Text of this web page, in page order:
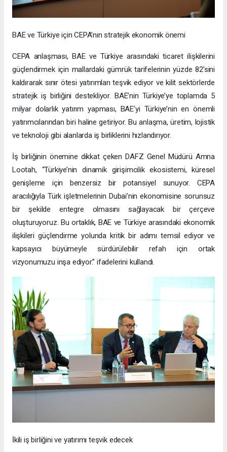
BAE ve Türkiye için CEPA’nın stratejik ekonomik önemi
CEPA anlaşması, BAE ve Türkiye arasındaki ticaret ilişkilerini
güçlendirmek için mallardaki gümrük tarifelerinin yüzde 82’sini
kaldırarak sınır ötesi yatırımları teşvik ediyor ve kilit sektörlerde
stratejik iş birliğini destekliyor. BAE’nin Türkiye’ye toplamda 5
milyar dolarlık yatırım yapması, BAE’yi Türkiye’nin en önemli
yatırımcılarından biri haline getiriyor. Bu anlaşma, üretim, lojistik
ve teknoloji gibi alanlarda iş birliklerini hızlandırıyor.
İş birliğinin önemine dikkat çeken DAFZ Genel Müdürü Amna
Lootah, “Türkiye’nin dinamik girişimcilik ekosistemi, küresel
genişleme için benzersiz bir potansiyel sunuyor. CEPA
aracılığıyla Türk işletmelerinin Dubai’nin ekonomisine sorunsuz
bir şekilde entegre olmasını sağlayacak bir çerçeve
oluşturuyoruz. Bu ortaklık, BAE ve Türkiye arasındaki ekonomik
ilişkileri güçlendirme yolunda kritik bir adımı temsil ediyor ve
kapsayıcı büyümeyle sürdürülebilir refah için ortak
vizyonumuzu inşa ediyor.” ifadelerini kullandı.
İkili iş birliğini ve yatırımı teşvik edecek